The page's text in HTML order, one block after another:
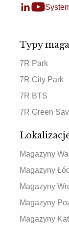
Typy
7R Park
7R City Park
7R BTS
7R Green
Magazyny
Magazyny
Magazyny
Magazyny
Magazyny